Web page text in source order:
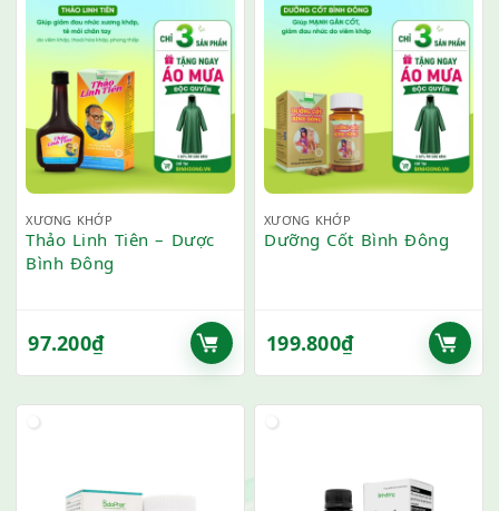
XƯƠNG KHỚP
Thảo Linh Tiên – Dược
Bình Đông
97.200₫
XƯƠNG KHỚP
Dưỡng Cốt Bình Đông
199.800₫